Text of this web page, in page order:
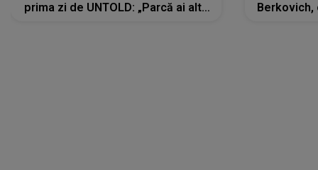
prima zi de UNTOLD: „Parcă ai altă